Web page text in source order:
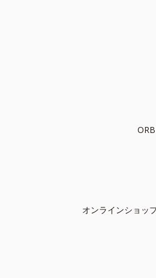
オンラインショッ